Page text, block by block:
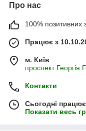
Про нас
100% позитивних з
Працює з
м. Київ
проспект Георгія
Контакти
Сьогодні
Показати весь